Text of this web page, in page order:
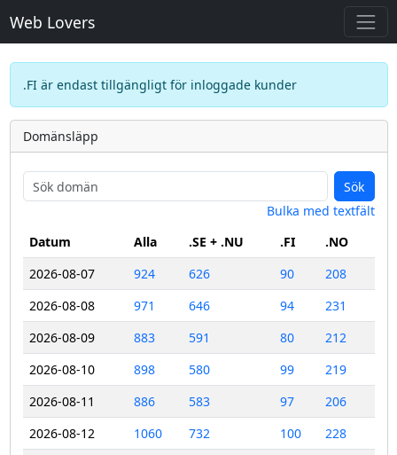
Web Lovers
.FI är endast tillgängligt för inloggade kunder
Domänsläpp
Sök
Bulka med textfält
Datum
Alla .SE + .NU .FI
.NO
2026-08-07
924 626 90
208
2026-08-08
971 646 94
231
2026-08-09
883 591 80
212
2026-08-10
898 580 99
219
2026-08-11
886 583 97
206
2026-08-12
1060 732 100
228